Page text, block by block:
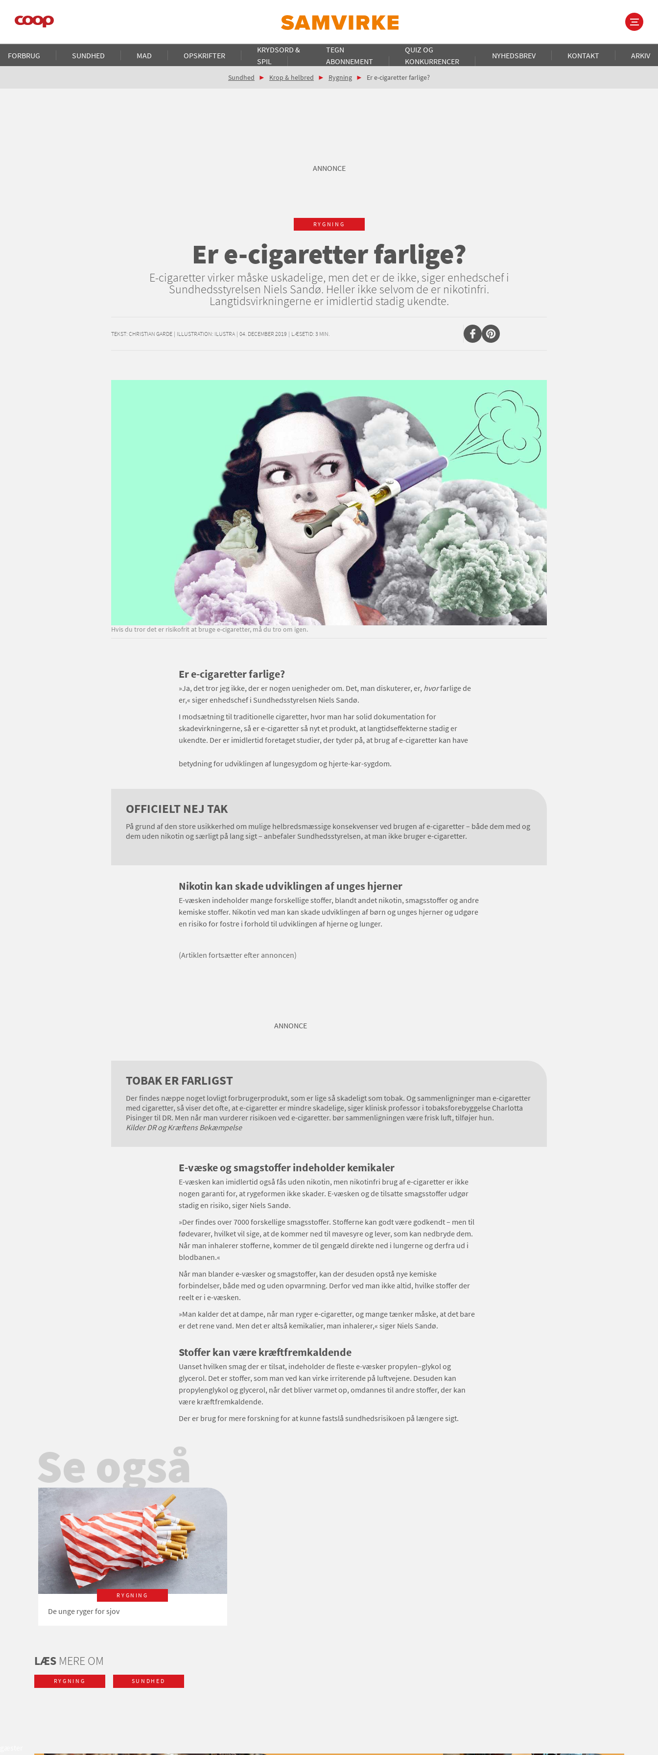
hovedindhold
Main
navigation
FORBRUG SUNDHED MAD OPSKRIFTER
KRYDSORD &
SPIL
TEGN
ABONNEMENT
QUIZ OG
KONKURRENCER
NYHEDSBREV KONTAKT ARKIV
Brødkrumme
Sundhed Krop & helbred Rygning Er e-cigaretter farlige?
ANNONCE
RYGNING
Er e-cigaretter farlige?
E-cigaretter virker måske uskadelige, men det er de ikke, siger enhedschef i
Sundhedsstyrelsen Niels Sandø. Heller ikke selvom de er nikotinfri.
Langtidsvirkningerne er imidlertid stadig ukendte.
TEKST: CHRISTIAN GARDE | ILLUSTRATION: ILUSTRA | 04. DECEMBER 2019 | LÆSETID: 3 MIN.
Hvis du tror det er risikofrit at bruge e-cigaretter, må du tro om igen.
Er e-cigaretter farlige?
»Ja, det tror jeg ikke, der er nogen uenigheder om. Det, man diskuterer, er, hvorfarlige de
er,« siger enhedschef i Sundhedsstyrelsen Niels Sandø.
I modsætning til traditionelle cigaretter, hvor man har solid dokumentation for
skadevirkningerne, så er e-cigaretter så nyt et produkt, at langtidseffekterne stadig er
ukendte. Der er imidlertid foretaget studier, der tyder på, at brug af e-cigaretter kan have
betydning for udviklingen af lungesygdom og hjerte-kar-sygdom.
OFFICIELT NEJ TAK
På grund af den store usikkerhed om mulige helbredsmæssige konsekvenser ved brugen af e-cigaretter – både dem med og
dem uden nikotin og særligt på lang sigt – anbefaler Sundhedsstyrelsen, at man ikke bruger e-cigaretter.
Nikotin kan skade udviklingen af unges hjerner
E-væsken indeholder mange forskellige stoffer, blandt andet nikotin, smagsstoffer og andre
kemiske stoffer. Nikotin ved man kan skade udviklingen af børn og unges hjerner og udgøre
en risiko for fostre i forhold til udviklingen af hjerne og lunger.
(Artiklen fortsætter efter annoncen)
ANNONCE
TOBAK ER FARLIGST
Der findes næppe noget lovligt forbrugerprodukt, som er lige så skadeligt som tobak. Og sammenligninger man e-cigaretter
med cigaretter, så viser det ofte, at e-cigaretter er mindre skadelige, siger klinisk professor i tobaksforebyggelse Charlotta
Pisinger til DR. Men når man vurderer risikoen ved e-cigaretter. bør sammenligningen være frisk luft, tilføjer hun.
Kilder DR og Kræftens Bekæmpelse
E-væske og smagstoffer indeholder kemikaler
E-væsken kan imidlertid også fås uden nikotin, men nikotinfri brug af e-cigaretter er ikke
nogen garanti for, at rygeformen ikke skader. E-væsken og de tilsatte smagsstoffer udgør
stadig en risiko, siger Niels Sandø.
»Der findes over 7000 forskellige smagsstoffer. Stofferne kan godt være godkendt – men til
fødevarer, hvilket vil sige, at de kommer ned til mavesyre og lever, som kan nedbryde dem.
Når man inhalerer stofferne, kommer de til gengæld direkte ned i lungerne og derfra ud i
blodbanen.«
Når man blander e-væsker og smagstoffer, kan der desuden opstå nye kemiske
forbindelser, både med og uden opvarmning. Derfor ved man ikke altid, hvilke stoffer der
reelt er i e-væsken.
»Man kalder det at dampe, når man ryger e-cigaretter, og mange tænker måske, at det bare
er det rene vand. Men det er altså kemikalier, man inhalerer,« siger Niels Sandø.
Stoffer kan være kræftfremkaldende
Uanset hvilken smag der er tilsat, indeholder de fleste e-væsker propylen–glykol og
glycerol. Det er stoffer, som man ved kan virke irriterende på luftvejene. Desuden kan
propylenglykol og glycerol, når det bliver varmet op, omdannes til andre stoffer, der kan
være kræftfremkaldende.
Der er brug for mere forskning for at kunne fastslå sundhedsrisikoen på længere sigt.
Se også
RYGNING
De unge ryger for sjov
LÆSMERE OM
RYGNING SUNDHED